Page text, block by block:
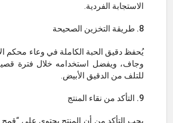
الاستجابة الفردية.
8. طريقة التخزين الصحيحة
يُحفظ دقيق الحبة الكاملة في وعاء محكم
وجاف، ويفضل استخدامه خلال فترة
للتلف من الدقيق الأبيض.
9. التأكد من نقاء المنتج